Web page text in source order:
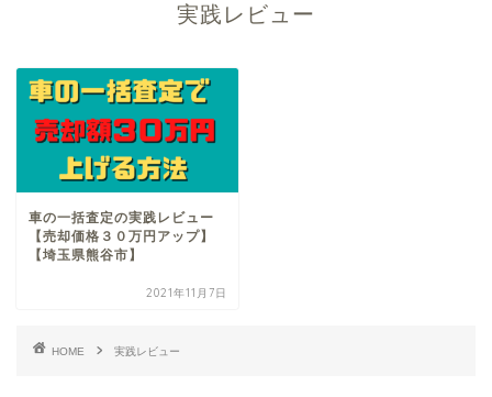
実践レビュー
車の一括査定の実践レビュー
【売却価格３０万円アップ】
【埼玉県熊谷市】
2021年11月7日
HOME 実践レビュー